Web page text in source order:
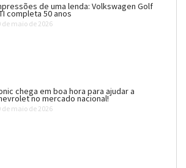
de uma lenda: Volkswagen Golf
completa 50 anos
de maio de 2026
chega em boa hora para ajudar a
no mercado nacional!
de maio de 2026